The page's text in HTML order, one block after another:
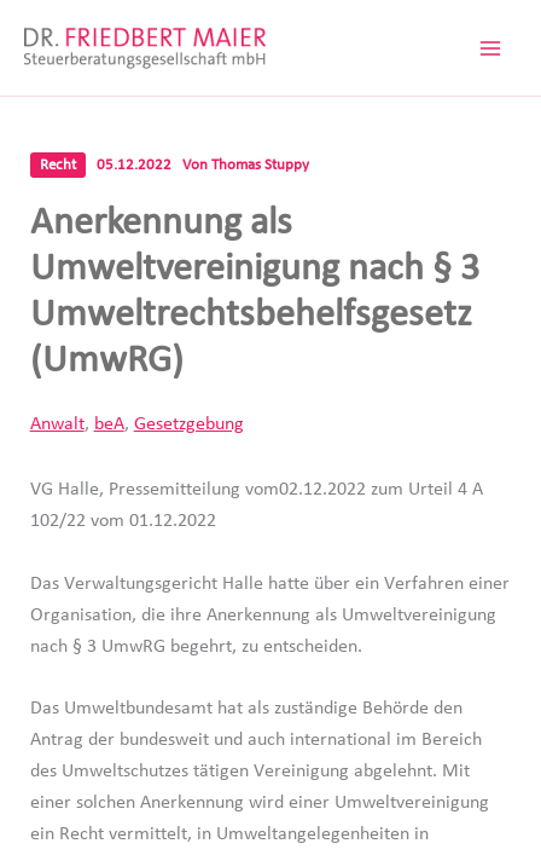
Inhalt
Recht 05.12.2022 Von Thomas Stuppy
Anerkennung als
Umweltvereinigung nach § 3
Umweltrechtsbehelfsgesetz
(UmwRG)
Anwalt, beA, Gesetzgebung
VG Halle, Pressemitteilung vom02.12.2022 zum Urteil 4 A
102/22 vom 01.12.2022
Das Verwaltungsgericht Halle hatte über ein Verfahren einer
Organisation, die ihre Anerkennung als Umweltvereinigung
nach § 3 UmwRG begehrt, zu entscheiden.
Das Umweltbundesamt hat als zuständige Behörde den
Antrag der bundesweit und auch international im Bereich
des Umweltschutzes tätigen Vereinigung abgelehnt. Mit
einer solchen Anerkennung wird einer Umweltvereinigung
ein Recht vermittelt, in Umweltangelegenheiten in